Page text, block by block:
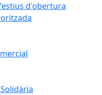
d'obertura